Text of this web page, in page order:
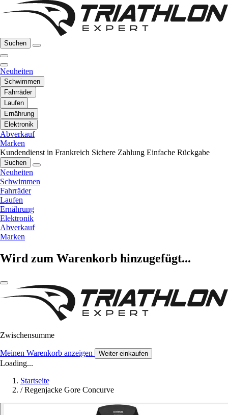
Suchen
Neuheiten
Schwimmen
Fahrräder
Laufen
Ernährung
Elektronik
Abverkauf
Marken
Kundendienst in Frankreich Sichere Zahlung Einfache Rückgabe
Suchen
Neuheiten
Schwimmen
Fahrräder
Laufen
Ernährung
Elektronik
Abverkauf
Marken
Wird zum Warenkorb hinzugefügt...
Zwischensumme
Meinen Warenkorb anzeigen Weiter einkaufen
Loading...
Startseite
/ Regenjacke Gore Concurve